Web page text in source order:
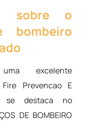
sobre o
bombeiro
uma excelente
Prevencao E
se destaca no
DE BOMBEIRO